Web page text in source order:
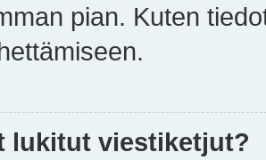
pian. Kuten
lukitut viestiketjut?